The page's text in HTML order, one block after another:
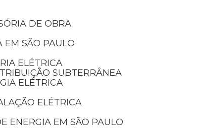
DE OBRA
EM SÃO PAULO
ELÉTRICA
SUBTERRÂNEA
ELÉTRICA
ELÉTRICA
ENERGIA EM SÃO PAULO